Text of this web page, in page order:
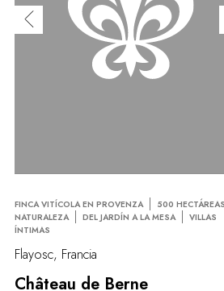
FINCA VITÍCOLA EN PROVENZA
500
NATURALEZA
DEL JARDÍN A LA MESA
VILLAS
ÍNTIMAS
Flayosc, Francia
Château de Berne